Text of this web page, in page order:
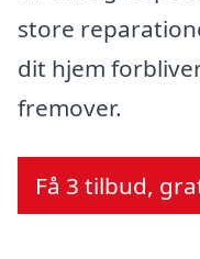
store
dit hjem
fremover.
Få 3 tilbud,